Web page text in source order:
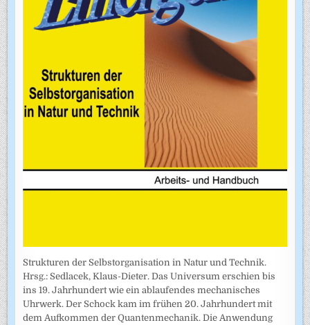
Strukturen der Selbstorganisation in Natur und Technik.
Hrsg.: Sedlacek, Klaus-Dieter. Das Universum erschien bis
ins 19. Jahrhundert wie ein ablaufendes mechanisches
Uhrwerk. Der Schock kam im frühen 20. Jahrhundert mit
dem Aufkommen der Quantenmechanik. Die Anwendung